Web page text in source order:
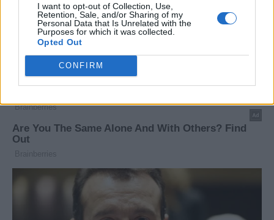
I want to opt-out of Collection, Use,
Retention, Sale, and/or Sharing of my
Personal Data that Is Unrelated with the
Purposes for which it was collected.
Opted Out
CONFIRM